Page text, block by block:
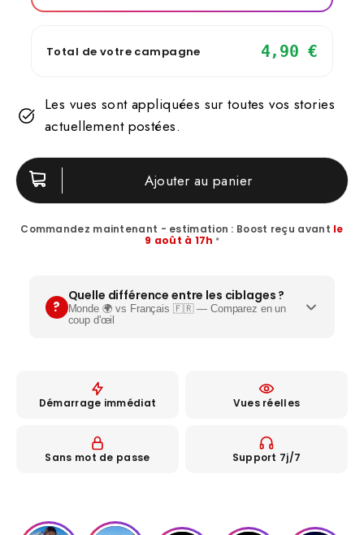
Total de votre campagne 4,90 €
Les vues sont appliquées sur toutes vos stories
actuellement postées.
Ajouter au panier
Commandez maintenant - estimation : Boost reçu avant le
9 août à 17h *
?
Quelle différence entre les ciblages ?
Monde 🌍 vs Français 🇫🇷 — Comparez en un
coup d'œil
Monde
✓ Photos de profil, posts et biographies
boost rapide de preuve sociale.
Démarrage immédiat Vues réelles
Sans mot de passe Support 7j/7